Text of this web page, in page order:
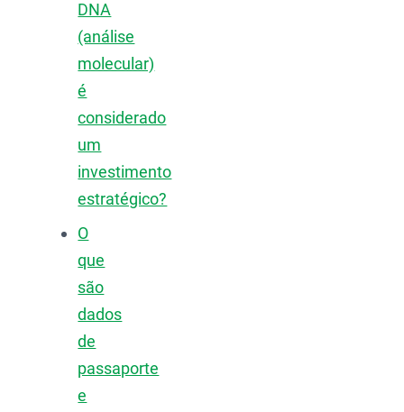
DNA
(análise
molecular)
é
considerado
um
investimento
estratégico?
O
que
são
dados
de
passaporte
e